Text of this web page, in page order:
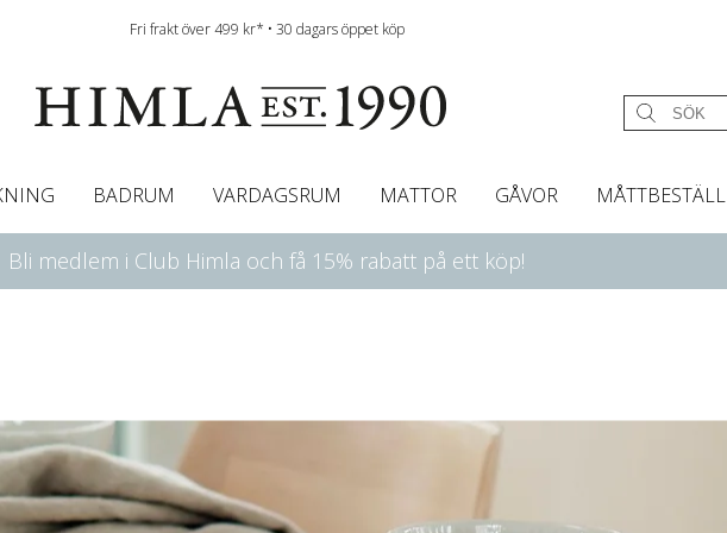
Fri frakt över 499 kr* • 30 dagars öppet köp
BADRUM VARDAGSRUM MATTOR GÅVOR MÅTTBESTÄLL
Gardinkappor & Cafégardiner
Sängkappor
Servettringar
Sängkappa
Bäddguide
Bli medlem i Club Himla och få 15% rabatt på ett köp!